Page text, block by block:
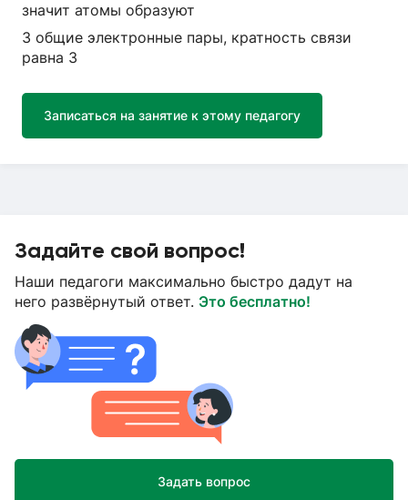
значит атомы образуют
3 общие электронные пары, кратность связи
равна 3
Записаться на занятие к этому педагогу
Задайте свой вопрос!
Наши педагоги максимально быстро дадут на
него развёрнутый ответ. Это бесплатно!
Задать вопрос